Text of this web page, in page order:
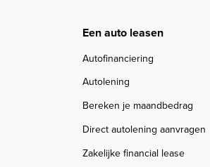
Een auto leasen
Autofinanciering
Autolening
Bereken je maandbedrag
Direct autolening aanvragen
Zakelijke financial lease